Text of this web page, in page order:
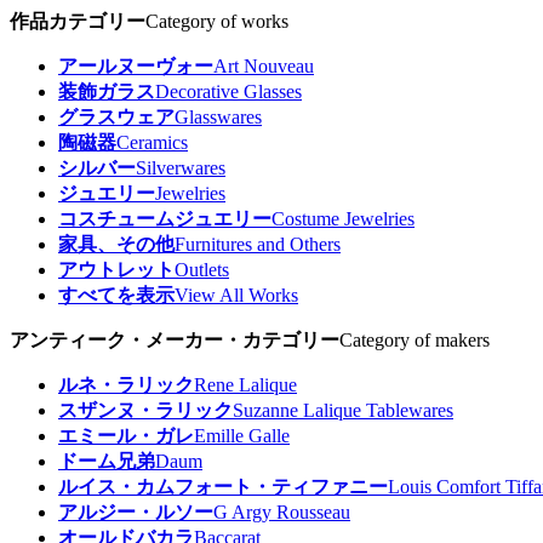
作品カテゴリーCategory of works
アールヌーヴォーArt Nouveau
装飾ガラスDecorative Glasses
グラスウェアGlasswares
陶磁器Ceramics
シルバーSilverwares
ジュエリーJewelries
コスチュームジュエリーCostume Jewelries
家具、その他Furnitures and Others
アウトレットOutlets
すべてを表示View All Works
アンティーク・メーカー・カテゴリーCategory of makers
ルネ・ラリックRene Lalique
スザンヌ・ラリックSuzanne Lalique Tablewares
エミール・ガレEmille Galle
ドーム兄弟Daum
ルイス・カムフォート・ティファニーLouis Comfort
アルジー・ルソーG Argy Rousseau
オールドバカラBaccarat